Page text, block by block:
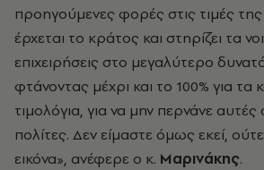
προηγούμενες φορές στις τιμές της
έρχεται το κράτος και στηρίζει τα
επιχειρήσεις στο μεγαλύτερο
φτάνοντας μέχρι και το 100% για τα
τιμολόγια, για να μην περνάνε
πολίτες. Δεν είμαστε όμως εκεί,
εικόνα», ανέφερε ο κ. Μαρινάκης.